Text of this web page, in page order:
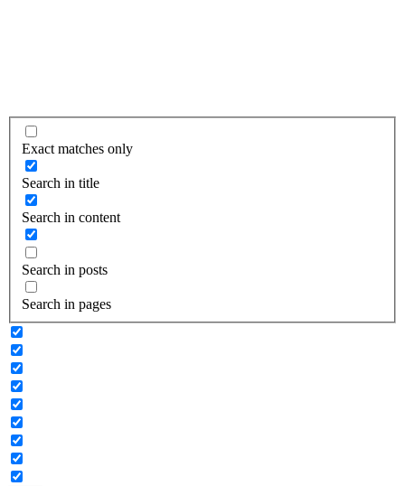
Exact matches only
Search in title
Search in content
Search in posts
Search in pages